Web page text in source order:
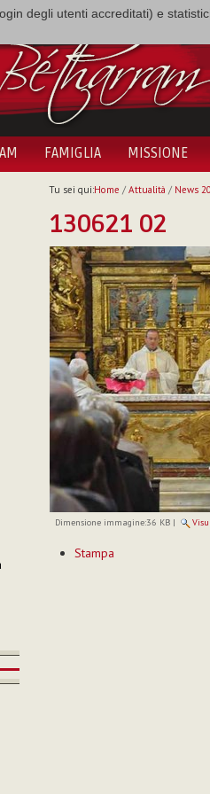
degli utenti accreditati) e
FAMIGLIA MISSIONE
Tu sei qui:Home / Attualità / News
130621 02
Dimensione immagine:36 KB|
sul
Stampa